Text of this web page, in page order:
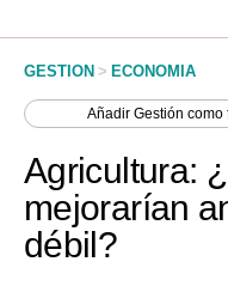
Management & Empleo
Perú
Política
GESTION > ECONOMIA
AñadirGestión como
Agricultura:
mejorarían
débil?